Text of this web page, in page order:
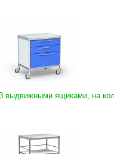
выдвижными ящиками, на